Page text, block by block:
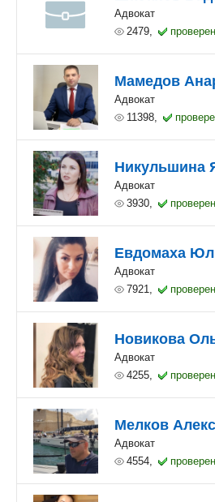
Адвокат
2479,
проверен
Мамедов
Адвокат
11398,
Никульшина
Адвокат
3930,
проверен
Евдомаха
Адвокат
7921,
проверен
Новикова
Адвокат
4255,
проверен
Мелков
Адвокат
4554,
проверен